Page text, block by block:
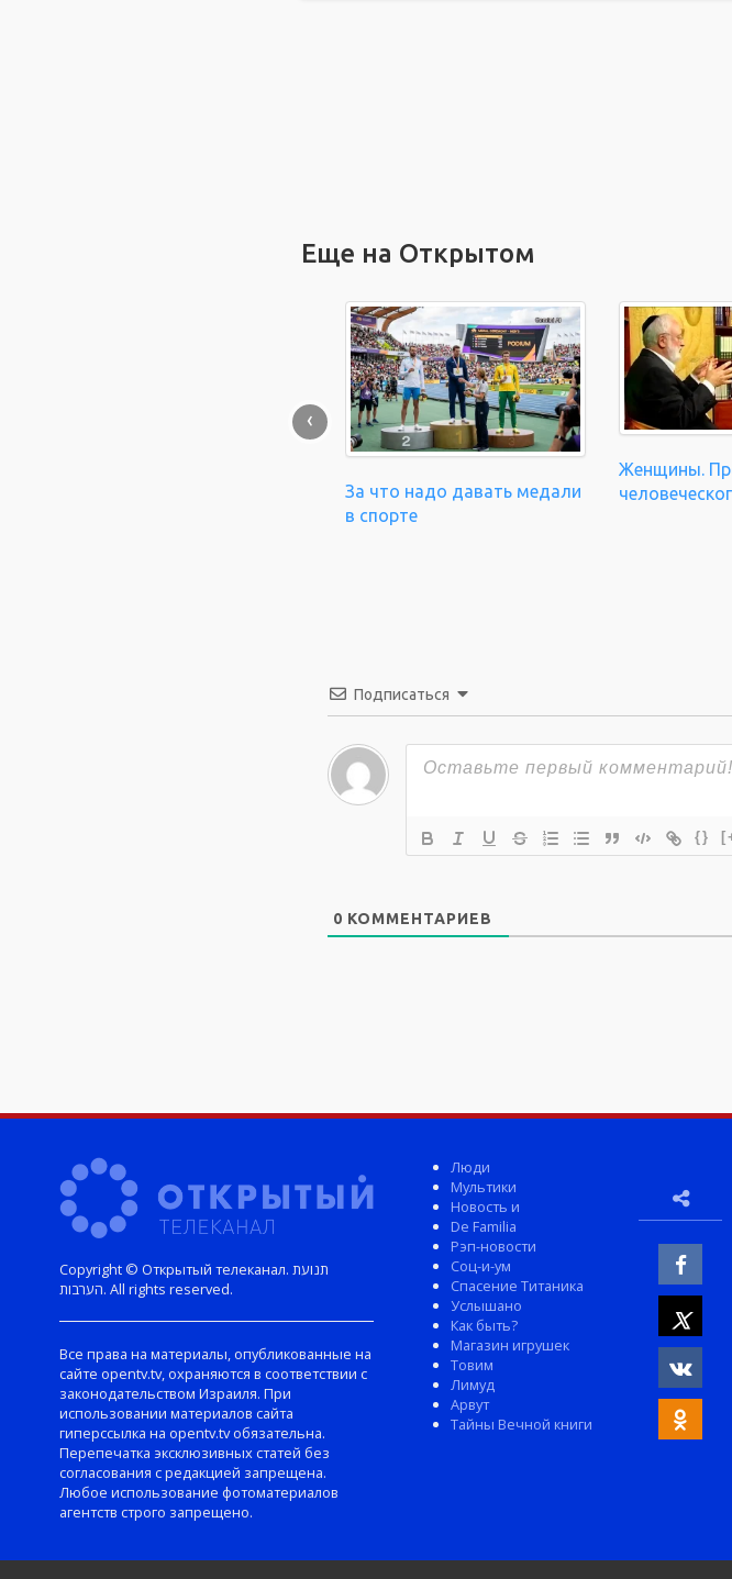
Еще на Открытом
За что надо давать медали
в спорте
Женщины.
‹
Подписаться
{}
0 КОММЕНТАРИЕВ
Copyright © Открытый телеканал. תנועת
הערבות. All rights reserved.
Все права на материалы, опубликованные на
сайте opentv.tv, охраняются в соответствии с
законодательством Израиля. При
использовании материалов сайта
гиперссылка на opentv.tv обязательна.
Перепечатка эксклюзивных статей без
согласования с редакцией запрещена.
Любое использование фотоматериалов
агентств строго запрещено.
Люди
Мультики
Новость и
De Familia
Рэп-новости
Соц-и-ум
Спасение Титаника
Услышано
Как быть?
Магазин игрушек
Товим
Лимуд
Арвут
Тайны Вечной книги